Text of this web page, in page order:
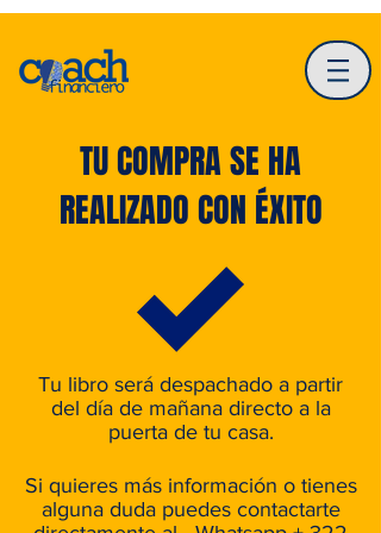
TU COMPRA SE HA
REALIZADO CON ÉXITO
Tu libro será despachado a partir
del día de mañana directo a la
puerta de tu casa.
Si quieres más información o tienes
alguna duda puedes contactarte